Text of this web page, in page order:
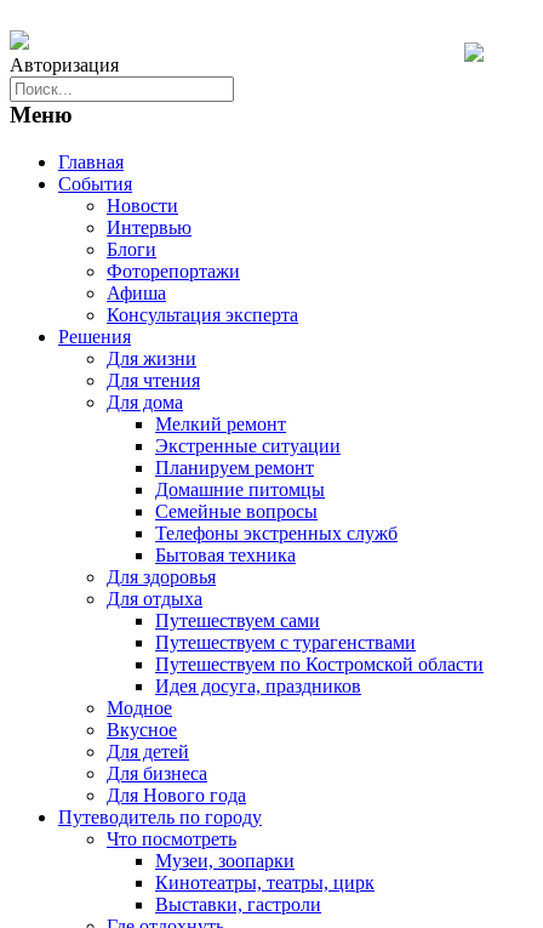
Авторизация
Меню
Главная
События
Новости
Интервью
Блоги
Фоторепортажи
Афиша
Консультация эксперта
Решения
Для жизни
Для чтения
Для дома
Мелкий ремонт
Экстренные ситуации
Планируем ремонт
Домашние питомцы
Семейные вопросы
Телефоны экстренных служб
Бытовая техника
Для здоровья
Для отдыха
Путешествуем сами
Путешествуем с турагенствами
Путешествуем по Костромской области
Идея досуга, праздников
Модное
Вкусное
Для детей
Для бизнеса
Для Нового года
Путеводитель по городу
Что посмотреть
Музеи, зоопарки
Кинотеатры, театры, цирк
Выставки, гастроли